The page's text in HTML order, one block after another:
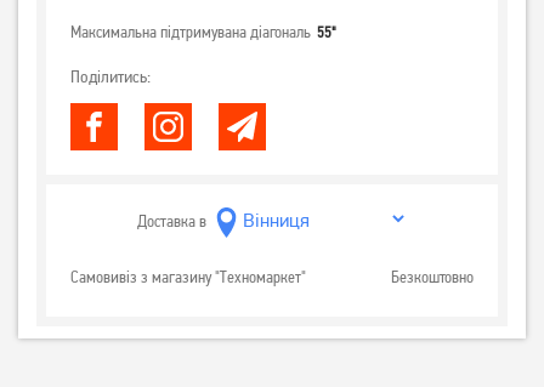
Максимальна підтримувана діагональ 55"
Поділитись:
Доставка в
Самовивіз з магазину "Техномаркет" Безкоштовно